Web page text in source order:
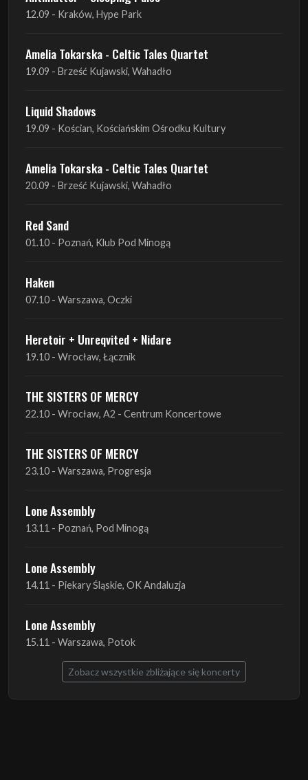
19.09 - Brześć Kujawski, Wahadło
Liquid Shadows
19.09 - Kościan, Kościańskim Ośrodku Kultury
Amelia Tokarska - Celtic Tales Quartet
20.09 - Brześć Kujawski, Wahadło
Red Sand
Haken
Heretoir + Unreqvited + Nidare
THE SISTERS OF MERCY
22.10 - Wrocław, A2 - Centrum Koncertowe
THE SISTERS OF MERCY
Lone Assembly
Lone Assembly
14.11 - Piekary Śląskie, OK Andaluzja
Lone Assembly
15.11 - Warszawa, Potok